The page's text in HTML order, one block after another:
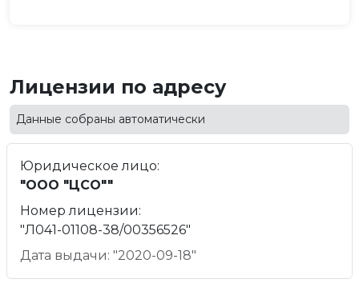
Лицензии по адресу
Данные собраны автоматически
Юридическое лицо:
"ООО "ЦСО""
Номер лицензии:
"Л041-01108-38/00356526"
Дата выдачи: "2020-09-18"